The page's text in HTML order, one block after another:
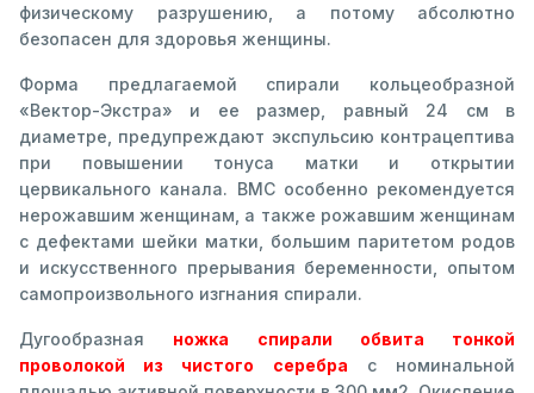
физическому разрушению, а потому абсолютно
безопасен для здоровья женщины.
Форма предлагаемой спирали кольцеобразной
«Вектор-Экстра» и ее размер, равный 24 см в
диаметре, предупреждают экспульсию контрацептива
при повышении тонуса матки и открытии
цервикального канала. ВМС особенно рекомендуется
нерожавшим женщинам, а также рожавшим женщинам
с дефектами шейки матки, большим паритетом родов
и искусственного прерывания беременности, опытом
самопроизвольного изгнания спирали.
Дугообразная ножка спирали обвита тонкой
проволокой из чистого серебра с номинальной